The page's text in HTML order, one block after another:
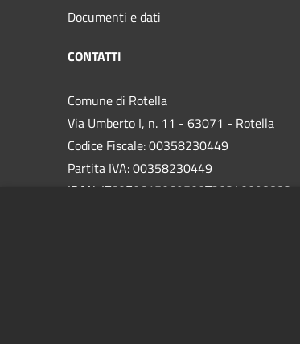
Documenti e dati
CONTATTI
Comune di Rotella
Via Umberto I, n. 11 - 63071 - Rotella
Codice Fiscale: 00358230449
Partita IVA: 00358230449
IBAN: IT60E0615069500T20340098883